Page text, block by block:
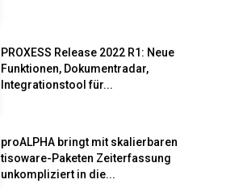
PROXESS Release 2022 R1: Neue
Funktionen, Dokumentradar,
Integrationstool für...
proALPHA bringt mit skalierbaren
tisoware-Paketen Zeiterfassung
unkompliziert in die...